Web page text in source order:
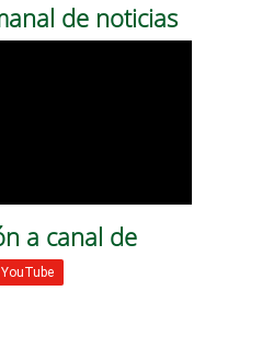
de noticias
a canal de